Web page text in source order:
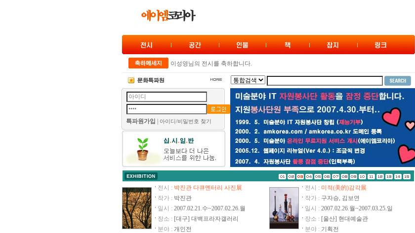
이성영님의 전시를 축하합니다.
봄봄 전을 축하드립니다.
ART 2007 ZERO展
임은자 작가님의 전시를 축하합니다.
최상협 작가님의 전시를 축하합니다.
‘봄’ 만화로 말하다 (카툰) 전을 축하합니다.
추지영 작가님의 전시를 축하합니다.
봄의 향연전을 축하합니다.
‘마마스 핸즈’ 창립전-그림을 담은 그릇展
현대미술연구회 정기전-생활일기
제8회 청년작가전 -21C 시대와 정신-展
백남준 1주년 추모 전시회
“환원과 지향” - 이종균, 류기곤
특파원가입 아이디/비밀번호 찾기
전시 : 박진관 다큐멘터리 사진展
작가 : 박진관
일시 : 2007.02.21.수~2007.02.26.월
장소 : [대구] 대백프라자갤러리
분야 : 개인전
전시 : 미적(美的)감각展
작가 : 구자승, 김보연
일시 : 2007.02.26.월~2007.03.25.일
장소 : [울산] 현대예술관
분야 : 기획전